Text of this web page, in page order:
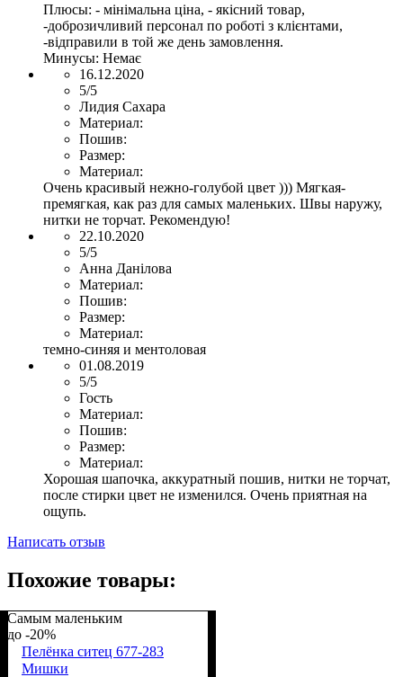
Плюсы: - мінімальна ціна, - якісний товар,
-доброзичливий персонал по роботі з клієнтами,
-відправили в той же день замовлення.
Минусы: Немає
16.12.2020
5/5
Лидия Сахара
Материал:
Пошив:
Размер:
Материал:
Очень красивый нежно-голубой цвет ))) Мягкая-
премягкая, как раз для самых маленьких. Швы наружу,
нитки не торчат. Рекомендую!
22.10.2020
5/5
Анна Данілова
Материал:
Пошив:
Размер:
Материал:
темно-синяя и ментоловая
01.08.2019
5/5
Гость
Материал:
Пошив:
Размер:
Материал:
Хорошая шапочка, аккуратный пошив, нитки не торчат,
после стирки цвет не изменился. Очень приятная на
ощупь.
Написать отзыв
Похожие товары:
Самым маленьким
-20%
Пелёнка ситец 677-283
Мишки